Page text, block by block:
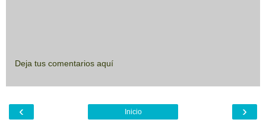
Deja tus comentarios aquí
‹ ›
Inicio